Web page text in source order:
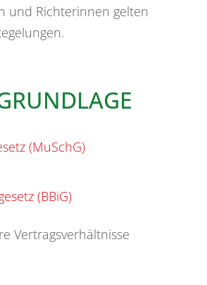
und Richterinnen gelten
(MuSchG)
(BBiG)
Vertragsverhältnisse